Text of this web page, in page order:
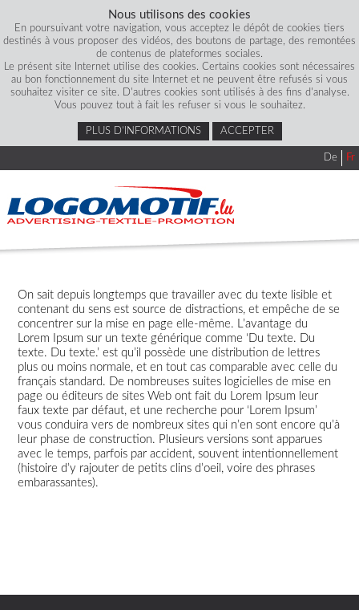
Nous utilisons des cookies
En poursuivant votre navigation, vous acceptez le dépôt de cookies tiers
destinés à vous proposer des vidéos, des boutons de partage, des remontées
de contenus de plateformes sociales.
Le présent site Internet utilise des cookies. Certains cookies sont nécessaires
au bon fonctionnement du site Internet et ne peuvent être refusés si vous
souhaitez visiter ce site. D'autres cookies sont utilisés à des fins d'analyse.
Vous pouvez tout à fait les refuser si vous le souhaitez.
PLUS D’INFORMATIONS ACCEPTER
De Fr
On sait depuis longtemps que travailler avec du texte lisible et
contenant du sens est source de distractions, et empêche de se
concentrer sur la mise en page elle-même. L’avantage du
Lorem Ipsum sur un texte générique comme ‘Du texte. Du
texte. Du texte.’ est qu’il possède une distribution de lettres
plus ou moins normale, et en tout cas comparable avec celle du
français standard. De nombreuses suites logicielles de mise en
page ou éditeurs de sites Web ont fait du Lorem Ipsum leur
faux texte par défaut, et une recherche pour ‘Lorem Ipsum’
vous conduira vers de nombreux sites qui n’en sont encore qu’à
leur phase de construction. Plusieurs versions sont apparues
avec le temps, parfois par accident, souvent intentionnellement
(histoire d’y rajouter de petits clins d’oeil, voire des phrases
embarassantes).